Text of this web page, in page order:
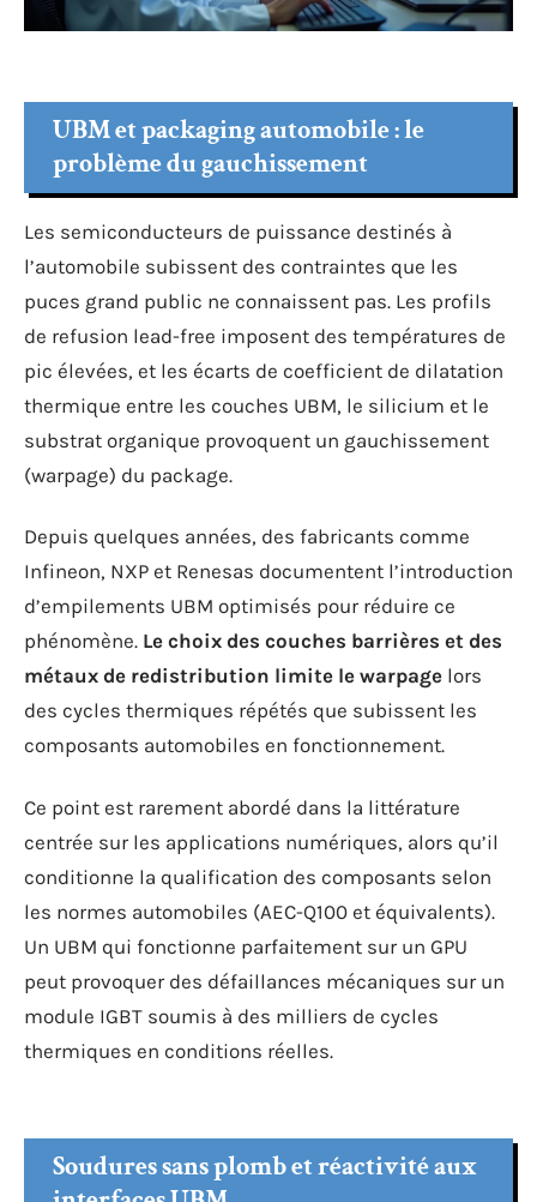
UBM et packaging automobile : le
problème du gauchissement
Les semiconducteurs de puissance destinés à
l’automobile subissent des contraintes que les
puces grand public ne connaissent pas. Les profils
de refusion lead-free imposent des températures de
pic élevées, et les écarts de coefficient de dilatation
thermique entre les couches UBM, le silicium et le
substrat organique provoquent un gauchissement
(warpage) du package.
Depuis quelques années, des fabricants comme
Infineon, NXP et Renesas documentent l’introduction
d’empilements UBM optimisés pour réduire ce
phénomène. Le choix des couches barrières et des
métaux de redistribution limite le warpage lors
des cycles thermiques répétés que subissent les
composants automobiles en fonctionnement.
Ce point est rarement abordé dans la littérature
centrée sur les applications numériques, alors qu’il
conditionne la qualification des composants selon
les normes automobiles (AEC-Q100 et équivalents).
Un UBM qui fonctionne parfaitement sur un GPU
peut provoquer des défaillances mécaniques sur un
module IGBT soumis à des milliers de cycles
thermiques en conditions réelles.
Soudures sans plomb et réactivité aux